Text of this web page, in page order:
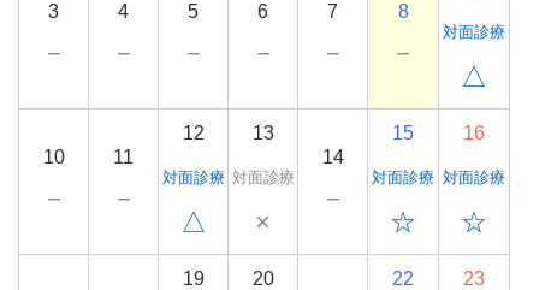
3
－
4
－
5
－
6
－
7
－
8
－
対面診療
△
10
－
11
－
12
対面診療
△
13
対面診療
×
14
－
15
対面診療
☆
16
対面診療
☆
19 20 22 23